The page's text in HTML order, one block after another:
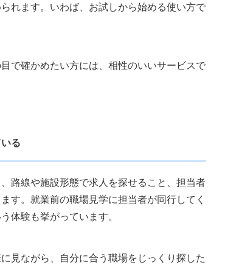
れます。いわば、お試しから始める使い方で
で確かめたい方には、相性のいいサービスで
る
路線や施設形態で求人を探せること、担当者
す。就業前の職場見学に担当者が同行してく
体験も挙がっています。
見ながら、自分に合う職場をじっくり探した